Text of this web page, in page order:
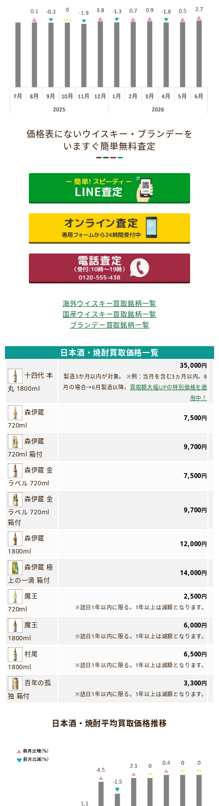
価格表にないウイスキー・ブランデーを
いますぐ簡単無料査定
海外ウイスキー買取銘柄一覧
国産ウイスキー買取銘柄一覧
ブランデー買取銘柄一覧
日本酒・焼酎買取価格一覧
十四代 本
丸 1800ml
35,000円
製造3か月以内が対象。 ※例：当月を含む3ヵ月以内。8
月の場合→6月製造以降。 買取額大幅UPの特別価格を適
用中！
森伊蔵
720ml
7,500円
森伊蔵
720ml 箱付
9,700円
森伊蔵 金
ラベル 720ml
7,500円
森伊蔵 金
ラベル 720ml
箱付
9,700円
森伊蔵
1800ml
12,000円
森伊蔵 極
上の一滴 箱付
14,000円
魔王
720ml
2,500円
※詰日1年以内に限る。1年以上は減額となります。
魔王
1800ml
6,000円
※詰日1年以内に限る。1年以上は減額となります。
村尾
1800ml
6,500円
※詰日1年以内に限る。1年以上は減額となります。
百年の孤
独 箱付
3,300円
※詰日1年以内に限る。1年以上は減額となります。
日本酒・焼酎平均買取価格推移